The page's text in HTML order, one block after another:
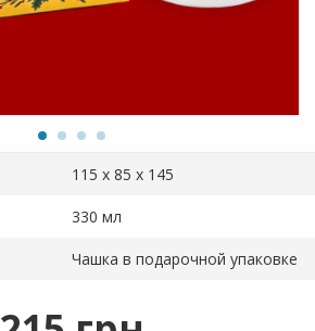
115 х 85 х 145
330 мл
Чашка в подарочной упаковке